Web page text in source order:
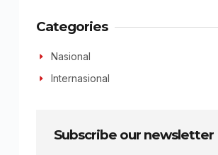
Categories
Nasional
Internasional
Subscribe our newsletter